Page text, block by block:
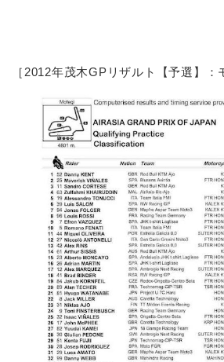
［2012年茂木GPリザルト【予選】：